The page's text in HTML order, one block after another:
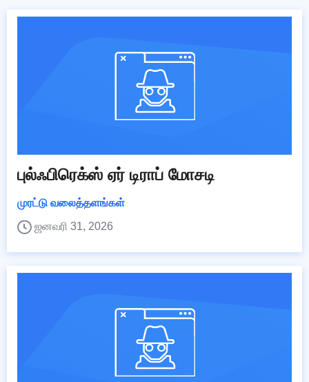
புல்ஃபிரெக்ஸ் ஏர் டிராப் மோசடி
முரட்டு வலைத்தளங்கள்
ஜனவரி 31, 2026